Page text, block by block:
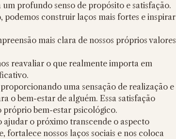
profundo senso de propósito e satisfação.
construir laços mais fortes e inspirar
mais clara de nossos próprios valores
uma sensação de realização e
o bem-estar de alguém. Essa satisfação
próprio bem-estar psicológico.
ajudar o próximo transcende o aspecto
fortalece nossos laços sociais e nos coloca